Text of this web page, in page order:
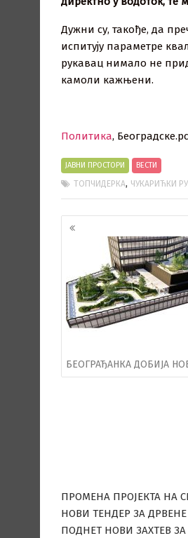
Дужни су, такође, да
испитују параметре
рукавац нимало не
камоли кажњени.
Политика, Београдске.рс
ЈАВНИ ПРОСТОРИ ВЕСТИ
ТОПЧИДЕРКА, ЧУКАРИЋКИ
Кретање
чланака
БЕОГРАЂАНКА ДОБИЈА
ПРОМЕНА ПРОЈЕКТА НА
НОВИ ТЕНДЕР ЗА
ПОДНЕТ НОВИ ЗАХТЕВ